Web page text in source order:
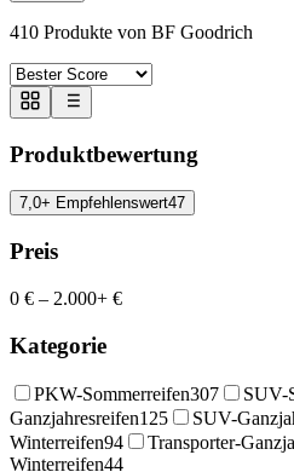
410 Produkte von BF Goodrich
Produktbewertung
7,0+ Empfehlenswert47
Preis
0 € – 2.000+ €
Kategorie
PKW-Sommerreifen307 SUV-
Ganzjahresreifen125 SUV-
Winterreifen94 Transporter-
Winterreifen44